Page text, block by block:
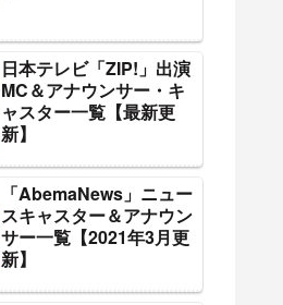
日本テレビ「ZIP!」出演
MC＆アナウンサー・キ
ャスター一覧【最新更
新】
「AbemaNews」ニュー
スキャスター＆アナウン
サー一覧【2021年3月更
新】